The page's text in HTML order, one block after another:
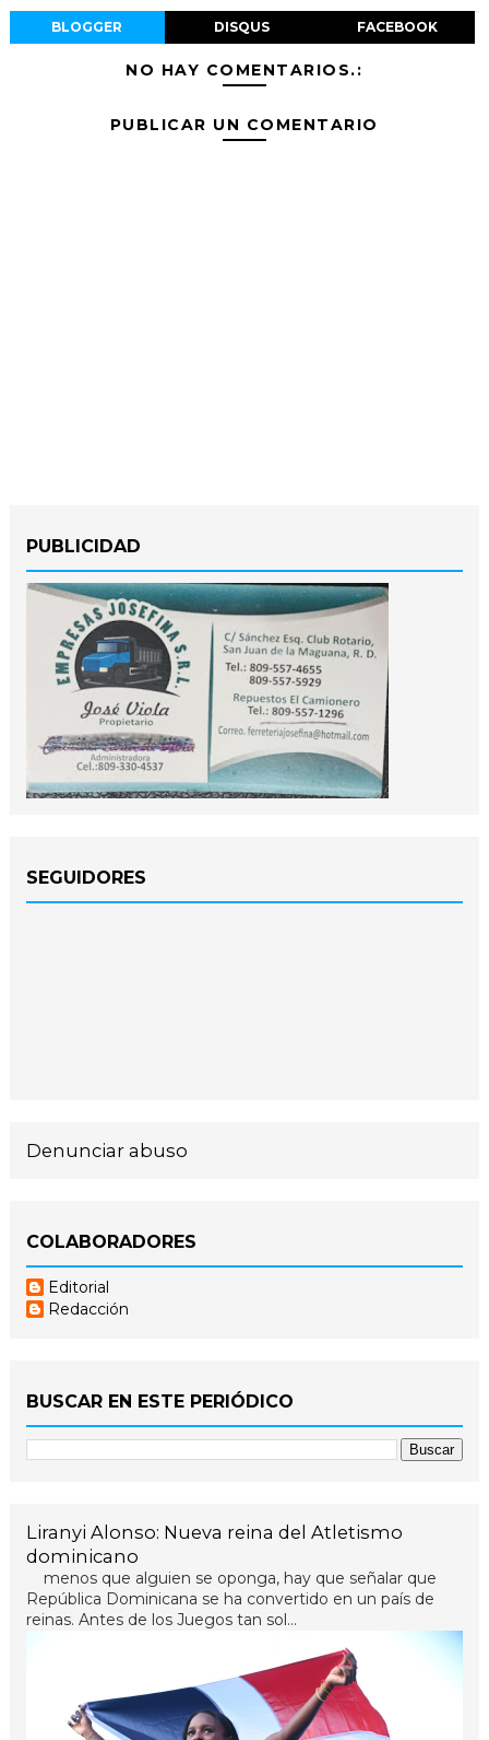
BLOGGER DISQUS FACEBOOK
NO HAY COMENTARIOS.:
PUBLICAR UN COMENTARIO
PUBLICIDAD
SEGUIDORES
Denunciar abuso
COLABORADORES
Editorial
Redacción
BUSCAR EN ESTE PERIÓDICO
Liranyi Alonso: Nueva reina del Atletismo
dominicano
menos que alguien se oponga, hay que señalar que
República Dominicana se ha convertido en un país de
reinas. Antes de los Juegos tan sol...